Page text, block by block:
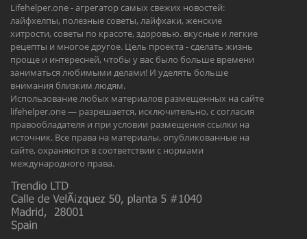
Lifehelper.one - агрегатор самых свежих новостей:
лайфхелпы, полезные советы, лайфхаки, женские
хитрости, советы по красоте, здоровью. вкусные и легкие
рецепты и многое другое. Цель проекта - сделать жизнь
проще и интересней, чтобы у вас было больше времени
заниматься любимыми делами! И уделять больше
внимания близким людям.
Использование любых материалов размещенных на сайте
lifehelper.one — разрешается, исключительно, с согласия
правообладателя и при условии размещения ссылки на
источник. Все права на материалы, опубликованные на
сайте, охраняются в соответствии с нормами
международного права.